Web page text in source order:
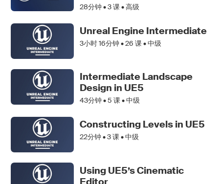
28分钟 •3课 • 高级
Unreal Engine Intermediate
3小时 16分钟 •26 课 • 中级
Intermediate Landscape
Design in UE5
43分钟 •5 课 • 中级
Constructing Levels in UE5
22分钟 •3课 • 中级
Using UE5’s Cinematic